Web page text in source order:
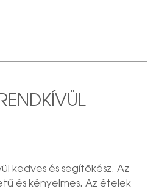
kedves és segítőkész. Az
és kényelmes. Az ételek